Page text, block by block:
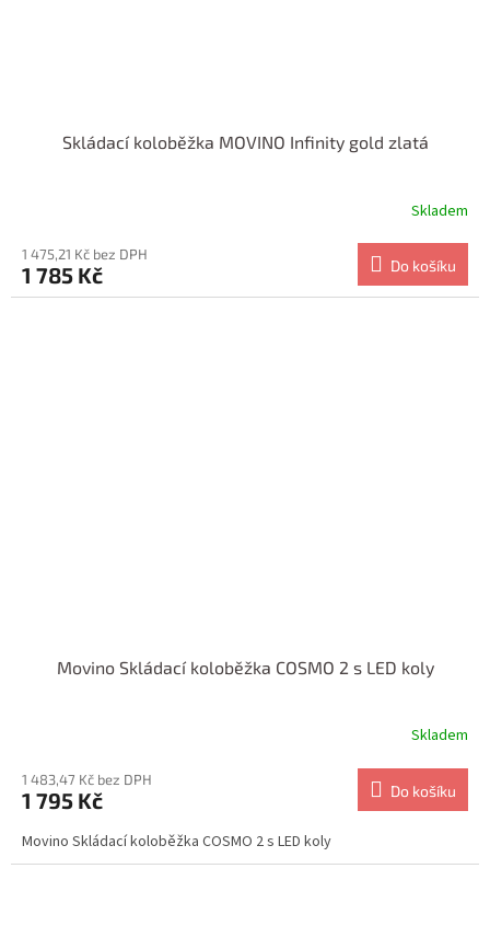
Skládací koloběžka MOVINO Infinity gold zlatá
Skladem
1 475,21 Kč bez DPH
1 785 Kč Do košíku
Movino Skládací koloběžka COSMO 2 s LED koly
Skladem
1 483,47 Kč bez DPH
1 795 Kč Do košíku
Movino Skládací koloběžka COSMO 2 s LED koly